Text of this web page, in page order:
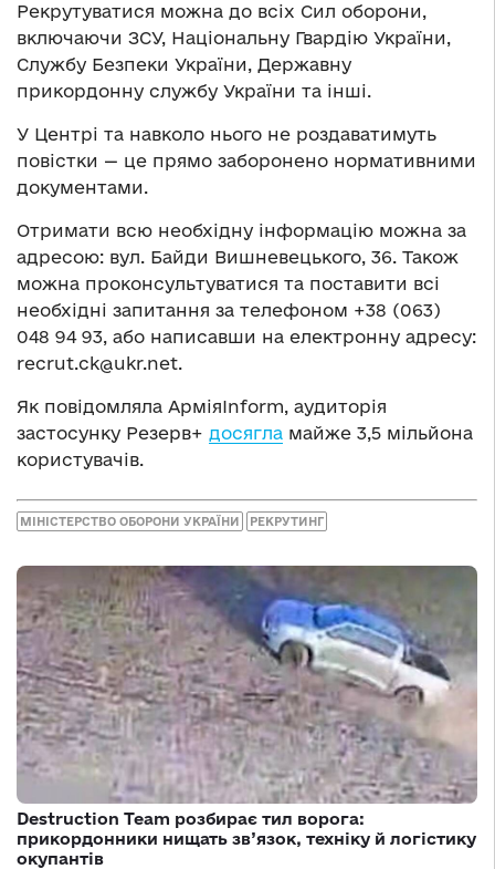
Рекрутуватися можна до всіх Сил оборони,
включаючи ЗСУ, Національну Гвардію України,
Службу Безпеки України, Державну
прикордонну службу України та інші.
У Центрі та навколо нього не роздаватимуть
повістки — це прямо заборонено нормативними
документами.
Отримати всю необхідну інформацію можна за
адресою: вул. Байди Вишневецького, 36. Також
можна проконсультуватися та поставити всі
необхідні запитання за телефоном +38 (063)
048 94 93, або написавши на електронну адресу:
recrut.ck@ukr.net.
Як повідомляла АрміяInform, аудиторія
застосунку Резерв+ досягла майже 3,5 мільйона
користувачів.
МІНІСТЕРСТВО ОБОРОНИ УКРАЇНИ РЕКРУТИНГ
Destruction Team розбирає тил ворога:
прикордонники нищать зв’язок, техніку й логістику
окупантів